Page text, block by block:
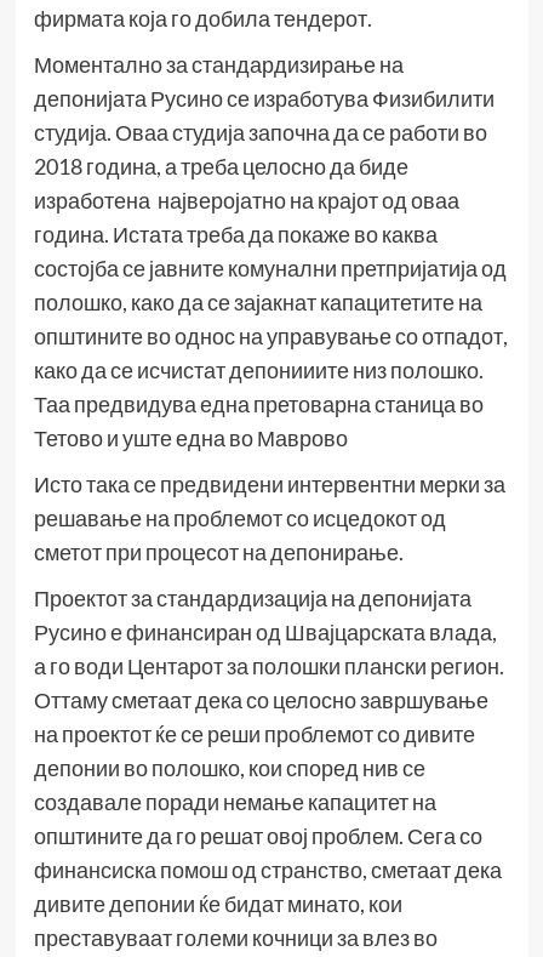
фирмата која го добила тендерот.
Моментално за стандардизирање на
депонијата Русино се изработува Физибилити
студија. Оваа студија започна да се работи во
2018 година, а треба целосно да биде
изработена најверојатно на крајот од оваа
година. Истата треба да покаже во каква
состојба се јавните комунални претпријатија од
полошко, како да се зајакнат капацитетите на
општините во однос на управување со отпадот,
како да се исчистат депонииите низ полошко.
Таа предвидува една претоварна станица во
Тетово и уште една во Маврово
Исто така се предвидени интервентни мерки за
решавање на проблемот со исцедокот од
сметот при процесот на депонирање.
Проектот за стандардизација на депонијата
Русино е финансиран од Швајцарската влада,
а го води Центарот за полошки плански регион.
Оттаму сметаат дека со целосно завршување
на проектот ќе се реши проблемот со дивите
депонии во полошко, кои според нив се
создавале поради немање капацитет на
општините да го решат овој проблем. Сега со
финансиска помош од странство, сметаат дека
дивите депонии ќе бидат минато, кои
преставуваат големи кочници за влез во